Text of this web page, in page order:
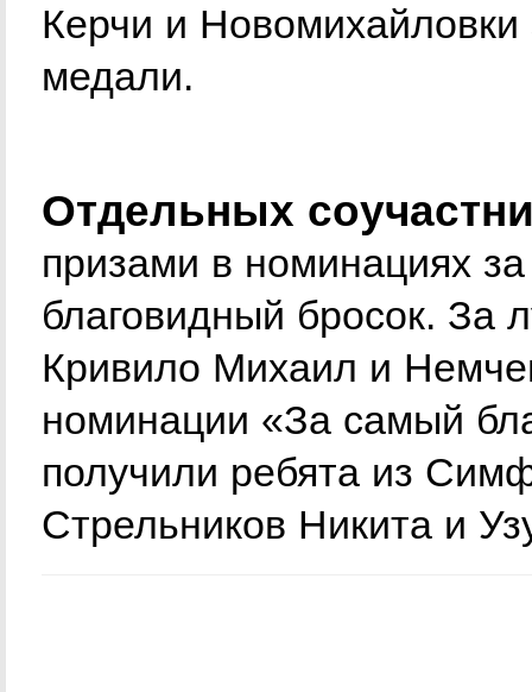
Керчи и Новомихайловки
медали.
Отдельных
призами в номинациях
благовидный бросок. За
Кривило Михаил и
номинации «За самый
получили ребята из
Стрельников Никита и